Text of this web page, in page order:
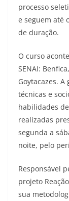
processo
e seguem até
de duração.
O curso
SENAI:
Goytacazes.
técnicas e
habilidades
realizadas
segunda a
noite, pelo
Responsável
projeto
sua